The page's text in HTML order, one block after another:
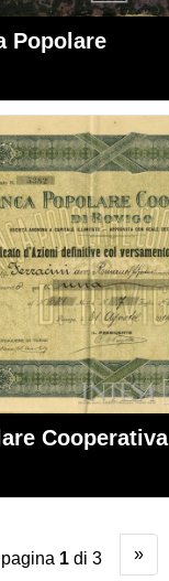
Popolare
Cooperativa
pagina 1di 3 »